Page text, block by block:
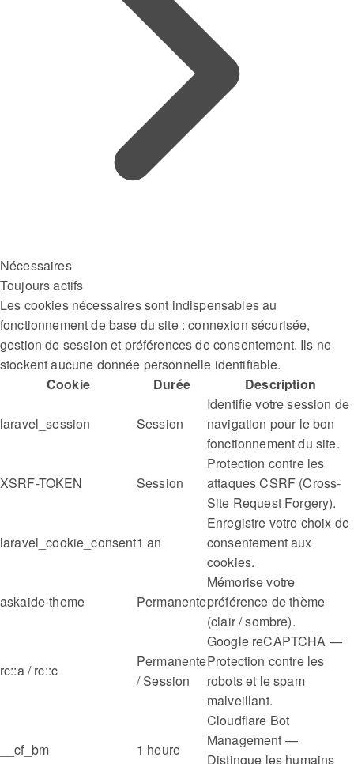
Nécessaires
Toujours actifs
Les cookies nécessaires sont indispensables au
fonctionnement de base du site : connexion sécurisée,
gestion de session et préférences de consentement. Ils ne
stockent aucune donnée personnelle identifiable.
Cookie
Durée Description
laravel_session Session
Identifie votre session de
navigation pour le bon
fonctionnement du site.
XSRF-TOKEN Session
Protection contre les
attaques CSRF (Cross-
Site Request Forgery).
laravel_cookie_consent1 an
Enregistre votre choix de
consentement aux
cookies.
askaide-theme Permanente
Mémorise votre
préférence de thème
(clair / sombre).
rc::a / rc::c
Permanente
/ Session
Google reCAPTCHA —
Protection contre les
robots et le spam
malveillant.
__cf_bm 1 heure
Cloudflare Bot
Management —
Distingue les humains